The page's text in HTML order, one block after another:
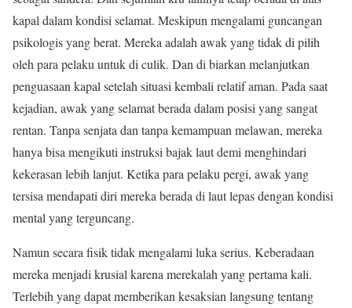
kapal dalam kondisi selamat. Meskipun mengalami guncangan
psikologis yang berat. Mereka adalah awak yang tidak di pilih
oleh para pelaku untuk di culik. Dan di biarkan melanjutkan
penguasaan kapal setelah situasi kembali relatif aman. Pada saat
kejadian, awak yang selamat berada dalam posisi yang sangat
rentan. Tanpa senjata dan tanpa kemampuan melawan, mereka
hanya bisa mengikuti instruksi bajak laut demi menghindari
kekerasan lebih lanjut. Ketika para pelaku pergi, awak yang
tersisa mendapati diri mereka berada di laut lepas dengan kondisi
mental yang terguncang.
Namun secara fisik tidak mengalami luka serius. Keberadaan
mereka menjadi krusial karena merekalah yang pertama kali.
Terlebih yang dapat memberikan kesaksian langsung tentang